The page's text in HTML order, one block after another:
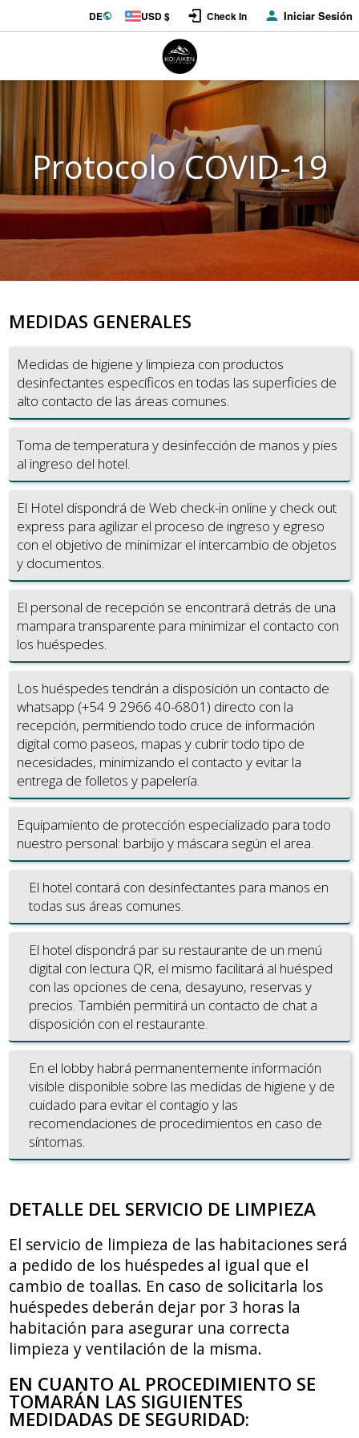
DE USD $ Check In Iniciar Sesión
Protocolo COVID-19
MEDIDAS GENERALES
Medidas de higiene y limpieza con productos
desinfectantes específicos en todas las superficies de
alto contacto de las áreas comunes.
Toma de temperatura y desinfección de manos y pies
al ingreso del hotel.
El Hotel dispondrá de Web check-in online y check out
express para agilizar el proceso de ingreso y egreso
con el objetivo de minimizar el intercambio de objetos
y documentos.
El personal de recepción se encontrará detrás de una
mampara transparente para minimizar el contacto con
los huéspedes.
Los huéspedes tendrán a disposición un contacto de
whatsapp (+54 9 2966 40-6801) directo con la
recepción, permitiendo todo cruce de información
digital como paseos, mapas y cubrir todo tipo de
necesidades, minimizando el contacto y evitar la
entrega de folletos y papelería.
Equipamiento de protección especializado para todo
nuestro personal: barbijo y máscara según el area.
El hotel contará con desinfectantes para manos en
todas sus áreas comunes.
El hotel dispondrá par su restaurante de un menú
digital con lectura QR, el mismo facilitará al huésped
con las opciones de cena, desayuno, reservas y
precios. También permitirá un contacto de chat a
disposición con el restaurante.
En el lobby habrá permanentemente información
visible disponible sobre las medidas de higiene y de
cuidado para evitar el contagio y las
recomendaciones de procedimientos en caso de
síntomas.
DETALLE DEL SERVICIO DE LIMPIEZA
El servicio de limpieza de las habitaciones será
a pedido de los huéspedes al igual que el
cambio de toallas. En caso de solicitarla los
huéspedes deberán dejar por 3 horas la
habitación para asegurar una correcta
limpieza y ventilación de la misma.
EN CUANTO AL PROCEDIMIENTO SE
TOMARÁN LAS SIGUIENTES
MEDIDADAS DE SEGURIDAD: